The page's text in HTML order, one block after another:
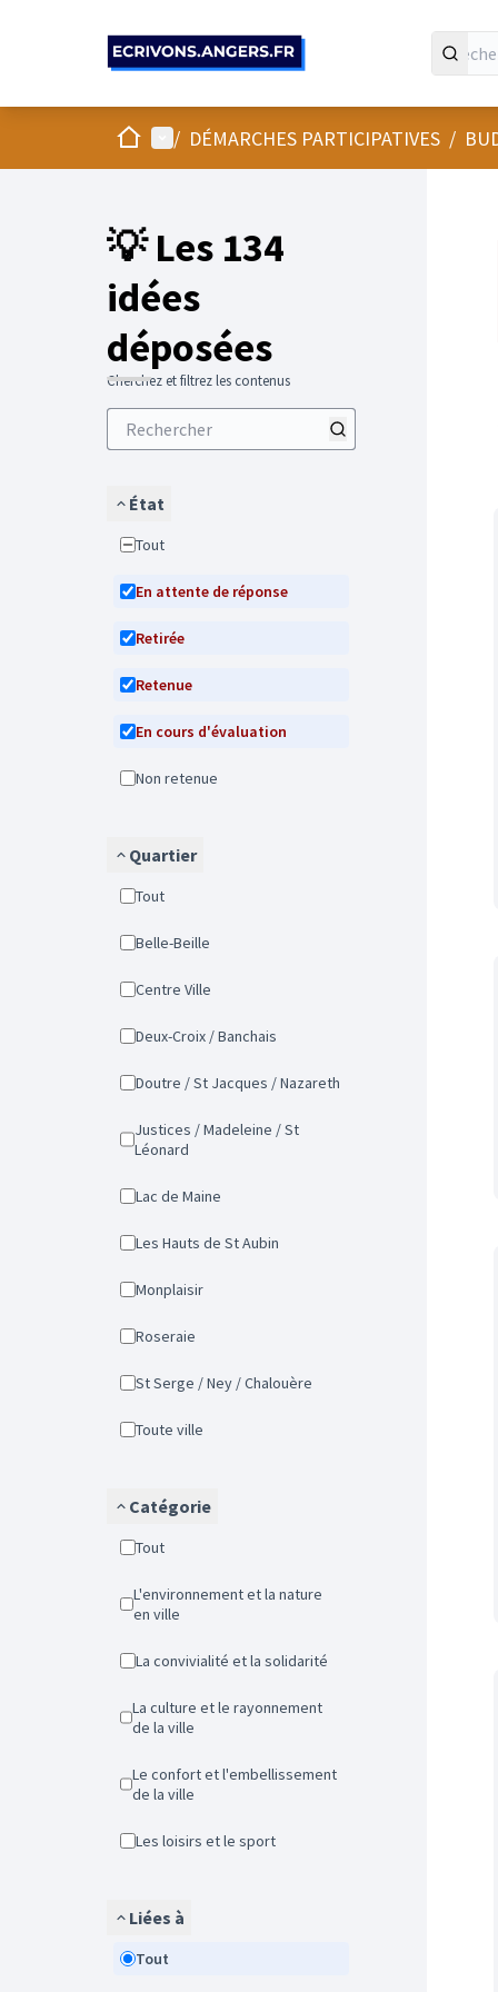
AccueilMenu principal
/ DÉMARCHES PARTICIPATIVES /
💡 Les 134
idées
déposées
Cherchez et filtrez les contenus
État
Tout
En attente de réponse
Retirée
Retenue
En cours d'évaluation
Non retenue
Quartier
Tout
Belle-Beille
Centre Ville
Deux-Croix / Banchais
Doutre / St Jacques / Nazareth
Justices / Madeleine / St
Léonard
Lac de Maine
Les Hauts de St Aubin
Monplaisir
Roseraie
St Serge / Ney / Chalouère
Toute ville
Catégorie
Tout
L'environnement et la nature
en ville
La convivialité et la solidarité
La culture et le rayonnement
de la ville
Le confort et l'embellissement
de la ville
Les loisirs et le sport
Liées à
Tout